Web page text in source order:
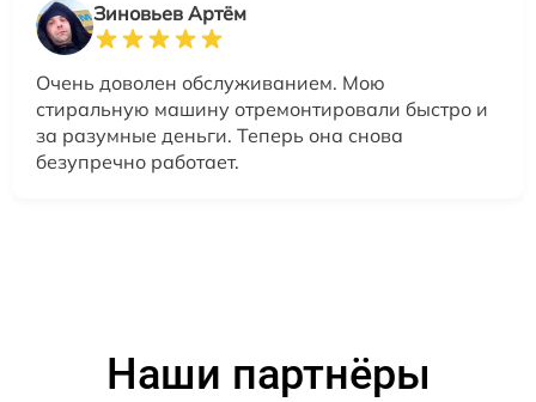
Зиновьев Артём
Очень доволен обслуживанием. Мою
стиральную машину отремонтировали быстро и
за разумные деньги. Теперь она снова
безупречно работает.
Наши партнёры